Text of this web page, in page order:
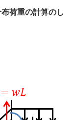
荷重の計算のし